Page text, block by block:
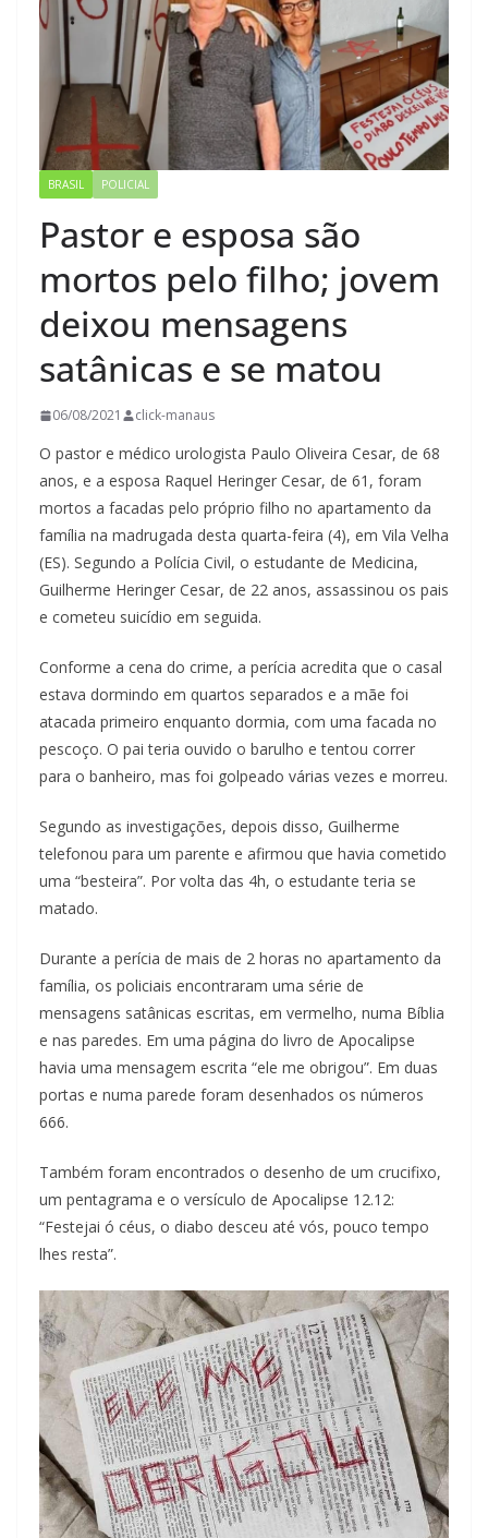
BRASIL POLICIAL
Pastor e esposa são
mortos pelo filho; jovem
deixou mensagens
satânicas e se matou
06/08/2021 click-manaus
O pastor e médico urologista Paulo Oliveira Cesar, de 68
anos, e a esposa Raquel Heringer Cesar, de 61, foram
mortos a facadas pelo próprio filho no apartamento da
família na madrugada desta quarta-feira (4), em Vila Velha
(ES). Segundo a Polícia Civil, o estudante de Medicina,
Guilherme Heringer Cesar, de 22 anos, assassinou os pais
e cometeu suicídio em seguida.
Conforme a cena do crime, a perícia acredita que o casal
estava dormindo em quartos separados e a mãe foi
atacada primeiro enquanto dormia, com uma facada no
pescoço. O pai teria ouvido o barulho e tentou correr
para o banheiro, mas foi golpeado várias vezes e morreu.
Segundo as investigações, depois disso, Guilherme
telefonou para um parente e afirmou que havia cometido
uma “besteira”. Por volta das 4h, o estudante teria se
matado.
Durante a perícia de mais de 2 horas no apartamento da
família, os policiais encontraram uma série de
mensagens satânicas escritas, em vermelho, numa Bíblia
e nas paredes. Em uma página do livro de Apocalipse
havia uma mensagem escrita “ele me obrigou”. Em duas
portas e numa parede foram desenhados os números
666.
Também foram encontrados o desenho de um crucifixo,
um pentagrama e o versículo de Apocalipse 12.12:
“Festejai ó céus, o diabo desceu até vós, pouco tempo
lhes resta”.